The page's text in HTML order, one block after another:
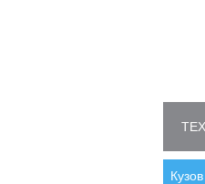
Кузов